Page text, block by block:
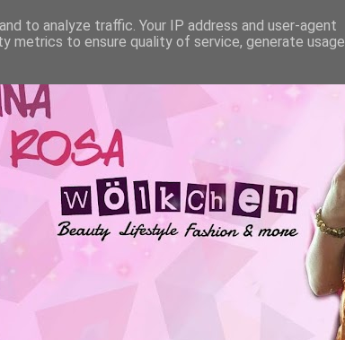
to analyze traffic. Your IP address and user-agent
metrics to ensure quality of service, generate usage